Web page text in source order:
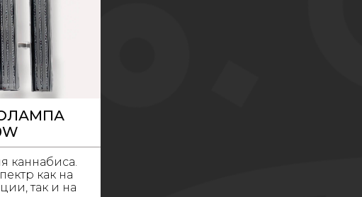
каннабиса.
как на
так и на